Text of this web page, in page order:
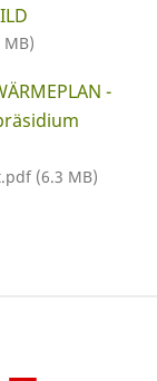
MB)
-
(6.3 MB)